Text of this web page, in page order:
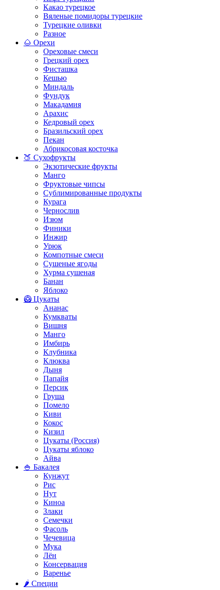
Какао турецкое
Вяленые помидоры турецкие
Турецкие оливки
Разное
🌰 Орехи
Ореховые смеси
Грецкий орех
Фисташка
Кешью
Миндаль
Фундук
Макадамия
Арахис
Кедровый орех
Бразильский орех
Пекан
Абрикосовая косточка
🍑 Сухофрукты
Экзотические фрукты
Манго
Фруктовые чипсы
Сублимированные продукты
Курага
Чернослив
Изюм
Финики
Инжир
Урюк
Компотные смеси
Сушеные ягоды
Хурма сушеная
Банан
Яблоко
🥝 Цукаты
Ананас
Кумкваты
Вишня
Манго
Имбирь
Клубника
Клюква
Дыня
Папайя
Персик
Груша
Помело
Киви
Кокос
Кизил
Цукаты (Россия)
Цукаты яблоко
Айва
🍚 Бакалея
Кунжут
Рис
Нут
Киноа
Злаки
Семечки
Фасоль
Чечевица
Мука
Лён
Консервация
Варенье
🌶️ Специи